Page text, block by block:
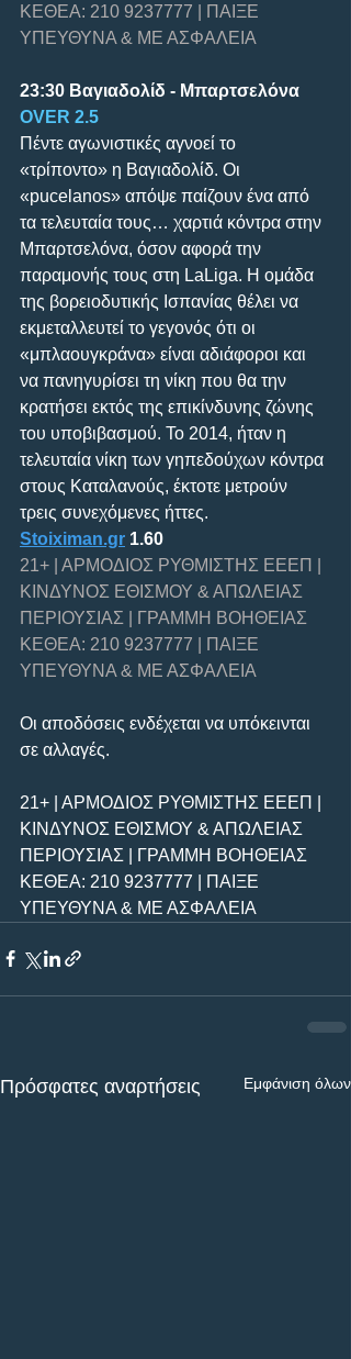
ΚΕΘΕΑ: 210 9237777 | ΠΑΙΞΕ
ΥΠΕΥΘΥΝΑ & ΜΕ ΑΣΦΑΛΕΙΑ
23:30 Βαγιαδολίδ - Μπαρτσελόνα
OVER 2.5
Πέντε αγωνιστικές αγνοεί το
«τρίποντο» η Βαγιαδολίδ. Οι
«pucelanos» απόψε παίζουν ένα από
τα τελευταία τους… χαρτιά κόντρα στην
Μπαρτσελόνα, όσον αφορά την
παραμονής τους στη LaLiga. Η ομάδα
της βορειοδυτικής Ισπανίας θέλει να
εκμεταλλευτεί το γεγονός ότι οι
«μπλαουγκράνα» είναι αδιάφοροι και
να πανηγυρίσει τη νίκη που θα την
κρατήσει εκτός της επικίνδυνης ζώνης
του υποβιβασμού. Το 2014, ήταν η
τελευταία νίκη των γηπεδούχων κόντρα
στους Καταλανούς, έκτοτε μετρούν
τρεις συνεχόμενες ήττες.
Stoiximan.gr 1.60
21+ | ΑΡΜΟΔΙΟΣ ΡΥΘΜΙΣΤΗΣ ΕΕΕΠ |
ΚΙΝΔΥΝΟΣ ΕΘΙΣΜΟΥ & ΑΠΩΛΕΙΑΣ
ΠΕΡΙΟΥΣΙΑΣ | ΓΡΑΜΜΗ ΒΟΗΘΕΙΑΣ
ΚΕΘΕΑ: 210 9237777 | ΠΑΙΞΕ
ΥΠΕΥΘΥΝΑ & ΜΕ ΑΣΦΑΛΕΙΑ
Οι αποδόσεις ενδέχεται να υπόκεινται
σε αλλαγές.
21+ | ΑΡΜΟΔΙΟΣ ΡΥΘΜΙΣΤΗΣ ΕΕΕΠ |
ΚΙΝΔΥΝΟΣ ΕΘΙΣΜΟΥ & ΑΠΩΛΕΙΑΣ
ΠΕΡΙΟΥΣΙΑΣ | ΓΡΑΜΜΗ ΒΟΗΘΕΙΑΣ
ΚΕΘΕΑ: 210 9237777 | ΠΑΙΞΕ
ΥΠΕΥΘΥΝΑ & ΜΕ ΑΣΦΑΛΕΙΑ
Πρόσφατες αναρτήσεις Εμφάνιση όλων